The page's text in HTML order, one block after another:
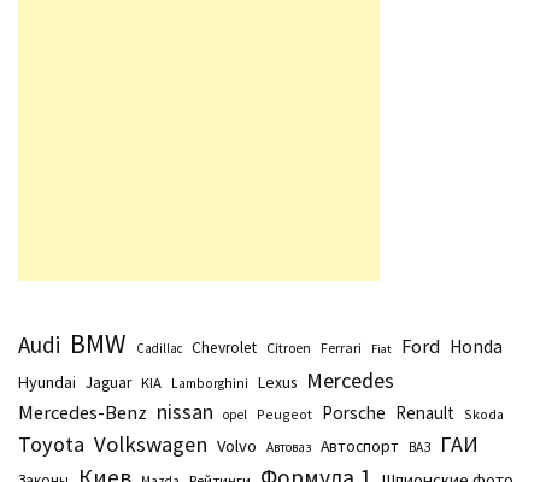
Audi BMW Cadillac Chevrolet Citroen Ferrari Fiat Ford Honda
Hyundai Jaguar KIA Lamborghini Lexus Mercedes
Mercedes-Benz nissan opel Peugeot Porsche Renault Skoda
Toyota Volkswagen Volvo Автоваз Автоспорт ВАЗ ГАИ